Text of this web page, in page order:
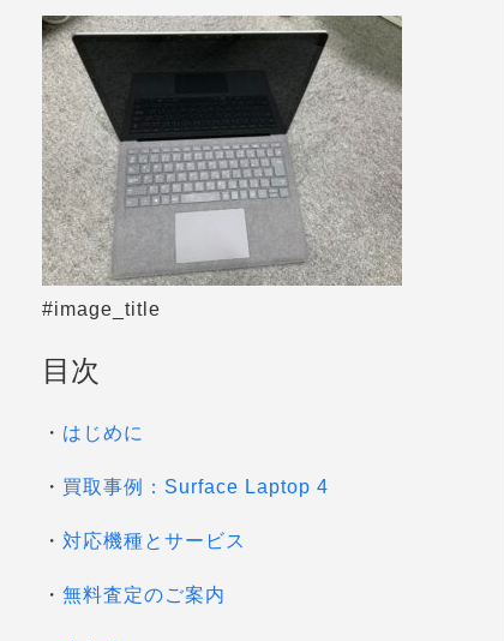
#image_title
目次
・ はじめに
・ 買取事例：Surface Laptop 4
・ 対応機種とサービス
・ 無料査定のご案内